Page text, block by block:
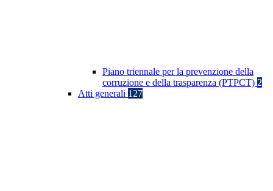
Piano triennale per la prevenzione della
corruzione e della trasparenza (PTPCT) 2
Atti generali 127